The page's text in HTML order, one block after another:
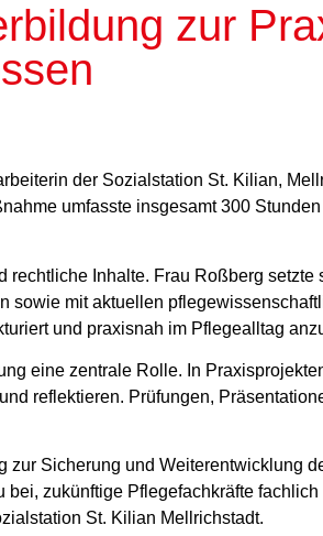
zur
der Sozialstation St. Kilian,
umfasste insgesamt 300
Inhalte. Frau Roßberg setzte
mit aktuellen
und praxisnah im Pflegealltag
eine zentrale Rolle. In
reflektieren. Prüfungen,
Sicherung und Weiterentwicklung
zukünftige Pflegefachkräfte
St. Kilian Mellrichstadt.